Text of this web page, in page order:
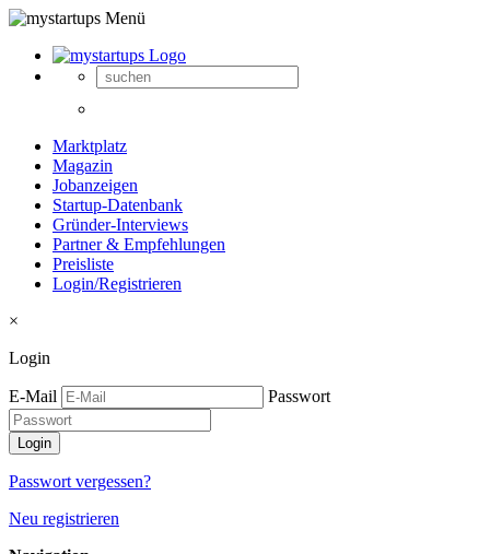
Marktplatz
Magazin
Jobanzeigen
Startup-Datenbank
Gründer-Interviews
Partner & Empfehlungen
Preisliste
Login/Registrieren
×
Login
E-Mail Passwort
Passwort vergessen?
Neu registrieren